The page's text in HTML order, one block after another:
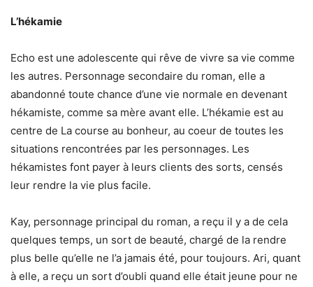
L’hékamie
Echo est une adolescente qui rêve de vivre sa vie comme
les autres. Personnage secondaire du roman, elle a
abandonné toute chance d’une vie normale en devenant
hékamiste, comme sa mère avant elle. L’hékamie est au
centre de La course au bonheur, au coeur de toutes les
situations rencontrées par les personnages. Les
hékamistes font payer à leurs clients des sorts, censés
leur rendre la vie plus facile.
Kay, personnage principal du roman, a reçu il y a de cela
quelques temps, un sort de beauté, chargé de la rendre
plus belle qu’elle ne l’a jamais été, pour toujours. Ari, quant
à elle, a reçu un sort d’oubli quand elle était jeune pour ne